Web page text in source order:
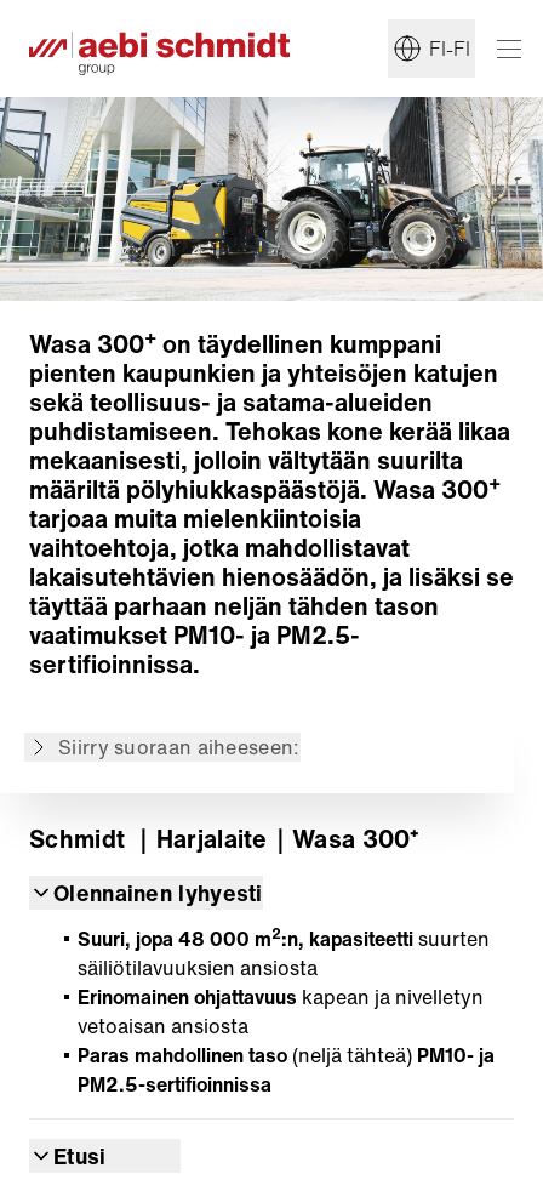
FI-FI
Wasa 300+ on täydellinen kumppani
pienten kaupunkien ja yhteisöjen katujen
sekä teollisuus- ja satama-alueiden
puhdistamiseen. Tehokas kone kerää likaa
mekaanisesti, jolloin vältytään suurilta
määriltä pölyhiukkaspäästöjä. Wasa 300+
tarjoaa muita mielenkiintoisia
vaihtoehtoja, jotka mahdollistavat
lakaisutehtävien hienosäädön, ja lisäksi se
täyttää parhaan neljän tähden tason
vaatimukset PM10- ja PM2.5-
sertifioinnissa.
Siirry suoraan aiheeseen:
Lakaisuteknologia
Imujärjestelmä
Vesijärjestelmä
Lakaisumateriaalin säiliö
Käyttö
Takaisin yleiskatsaukseen
Schmidt ｜Harjalaite ｜Wasa 300⁺
Olennainen lyhyesti
Suuri, jopa 48 000 m2:n, kapasiteettisuurten
säiliötilavuuksien ansiosta
Erinomainen ohjattavuus kapean ja nivelletyn
vetoaisan ansiosta
Paras mahdollinen taso (neljä tähteä) PM10- ja
PM2.5-sertifioinnissa
Etusi